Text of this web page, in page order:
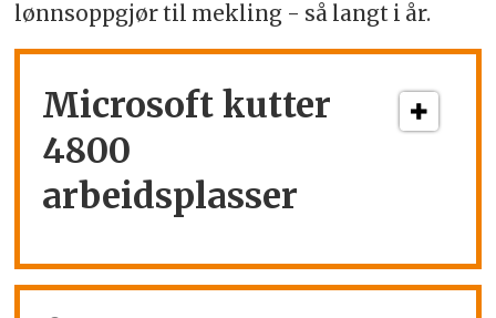
lønnsoppgjør til mekling - så langt i år.
Microsoft kutter
4800
arbeidsplasser